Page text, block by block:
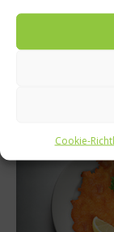
Cookie-
2013
Was isst